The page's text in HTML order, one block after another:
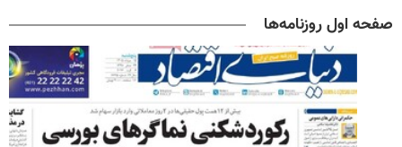
صفحه اول روزنامه‌ها